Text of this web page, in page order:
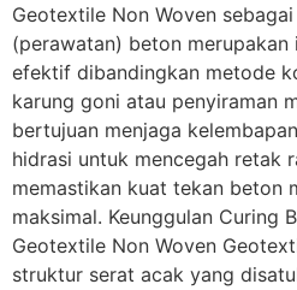
Geotextile Non Woven
(perawatan) beton merupakan
efektif dibandingkan metode
karung goni atau penyiraman
bertujuan menjaga
hidrasi untuk mencegah retak
memastikan kuat tekan beton
maksimal. Keunggulan Curing
Geotextile Non Woven
struktur serat acak yang